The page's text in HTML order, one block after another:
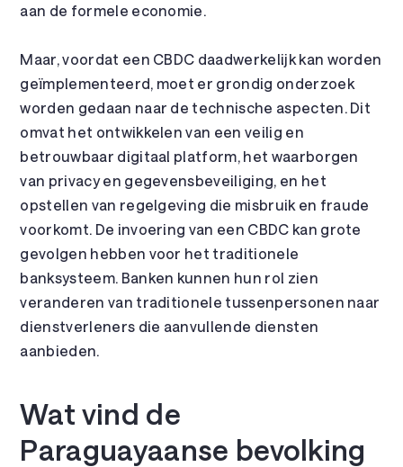
aan de formele economie.
Maar, voordat een CBDC daadwerkelijk kan worden
geïmplementeerd, moet er grondig onderzoek
worden gedaan naar de technische aspecten. Dit
omvat het ontwikkelen van een veilig en
betrouwbaar digitaal platform, het waarborgen
van privacy en gegevensbeveiliging, en het
opstellen van regelgeving die misbruik en fraude
voorkomt. De invoering van een CBDC kan grote
gevolgen hebben voor het traditionele
banksysteem. Banken kunnen hun rol zien
veranderen van traditionele tussenpersonen naar
dienstverleners die aanvullende diensten
aanbieden.
Wat vind de
Paraguayaanse bevolking